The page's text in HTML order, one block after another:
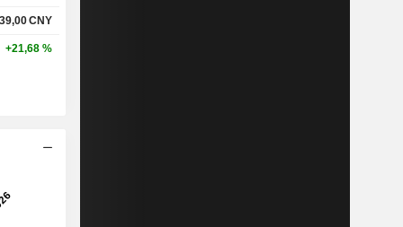
39,00CNY
+21,68 %